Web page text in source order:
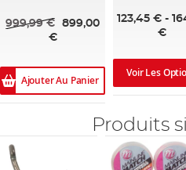
999,99 €
899,00
€
Ajouter Au Panier
123,45 €-
€
Voir Les
Produits